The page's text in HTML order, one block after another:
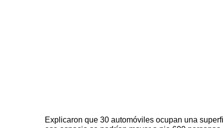
Explicaron que 30 automóviles ocupan una